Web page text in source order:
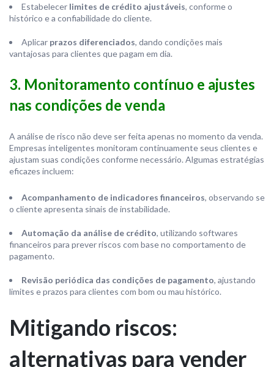
Estabelecer limites de crédito ajustáveis, conforme o
histórico e a confiabilidade do cliente.
Aplicar prazos diferenciados, dando condições mais
vantajosas para clientes que pagam em dia.
3. Monitoramento contínuo e ajustes
nas condições de venda
A análise de risco não deve ser feita apenas no momento da venda.
Empresas inteligentes monitoram continuamente seus clientes e
ajustam suas condições conforme necessário. Algumas estratégias
eficazes incluem:
Acompanhamento de indicadores financeiros, observando se
o cliente apresenta sinais de instabilidade.
Automação da análise de crédito, utilizando softwares
financeiros para prever riscos com base no comportamento de
pagamento.
Revisão periódica das condições de pagamento, ajustando
limites e prazos para clientes com bom ou mau histórico.
Mitigando riscos:
alternativas para vender